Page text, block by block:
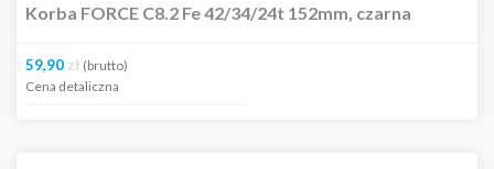
Korba FORCE C8.2 Fe 42/34/24t 152mm, czarna
59,90 zł (brutto)
Cena detaliczna